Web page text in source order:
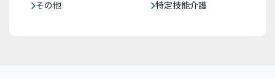
その他
特定技能介護